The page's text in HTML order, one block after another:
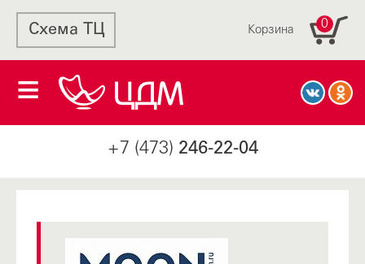
Схема ТЦ Корзина 0
+7 (473) 246-22-04